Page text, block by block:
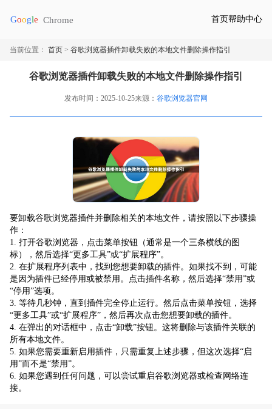
首页帮助中心
当前位置： 首页 > 谷歌浏览器插件卸载失败的本地文件删除操作指引
谷歌浏览器插件卸载失败的本地文件删除操作指引
发布时间：2025-10-25来源： 谷歌浏览器官网
要卸载谷歌浏览器插件并删除相关的本地文件，请按照以下步骤操
作：
1. 打开谷歌浏览器，点击菜单按钮（通常是一个三条横线的图
标），然后选择“更多工具”或“扩展程序”。
2. 在扩展程序列表中，找到您想要卸载的插件。如果找不到，可能
是因为插件已经停用或被禁用。点击插件名称，然后选择“禁用”或
“停用”选项。
3. 等待几秒钟，直到插件完全停止运行。然后点击菜单按钮，选择
“更多工具”或“扩展程序”，然后再次点击您想要卸载的插件。
4. 在弹出的对话框中，点击“卸载”按钮。这将删除与该插件关联的
所有本地文件。
5. 如果您需要重新启用插件，只需重复上述步骤，但这次选择“启
用”而不是“禁用”。
6. 如果您遇到任何问题，可以尝试重启谷歌浏览器或检查网络连
接。